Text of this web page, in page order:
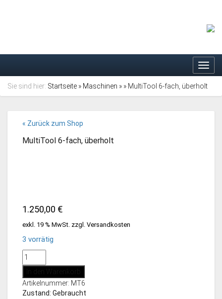
Sie sind hier: Startseite » Maschinen » » MultiTool 6-fach, überholt
« Zurück zum Shop
MultiTool 6-fach, überholt
1.250,00 €
exkl. 19 % MwSt. zzgl. Versandkosten
3 vorrätig
MultiTool
6-
überholt
Menge
Artikelnummer: MT6
Zustand: Gebraucht